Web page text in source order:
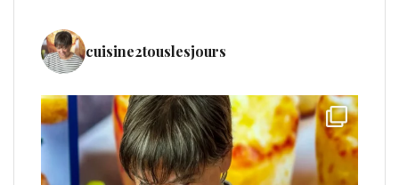
cuisine2touslesjours